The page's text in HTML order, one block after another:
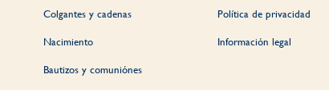
Colgantes y cadenas
Nacimiento
Bautizos y comuniónes
Política de privacidad
Información legal